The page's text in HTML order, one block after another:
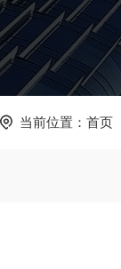
当前位置： 首页